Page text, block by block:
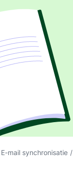
E-mail synchronisatie /